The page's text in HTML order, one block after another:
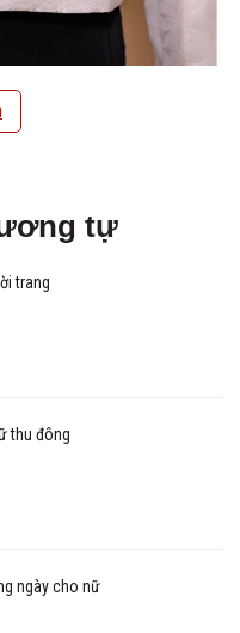
tự
trang
thu đông
ngày cho nữ